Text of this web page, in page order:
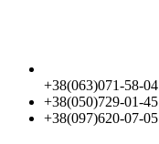
+38(063)071-58-04
+38(050)729-01-45
+38(097)620-07-05